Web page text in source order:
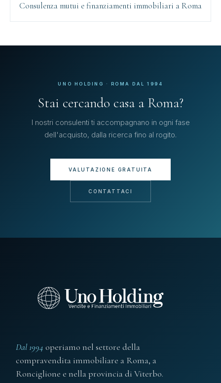
Consulenza mutui e finanziamenti immobiliari a Roma
UNO HOLDING · ROMA DAL 1994
Stai cercando casa a Roma?
I nostri consulenti ti accompagnano in ogni fase
dell'acquisto, dalla ricerca fino al rogito.
VALUTAZIONE GRATUITA
CONTATTACI
Dal 1994 operiamo nel settore della
compravendita immobiliare a Roma, a
Ronciglione e nella provincia di Viterbo.